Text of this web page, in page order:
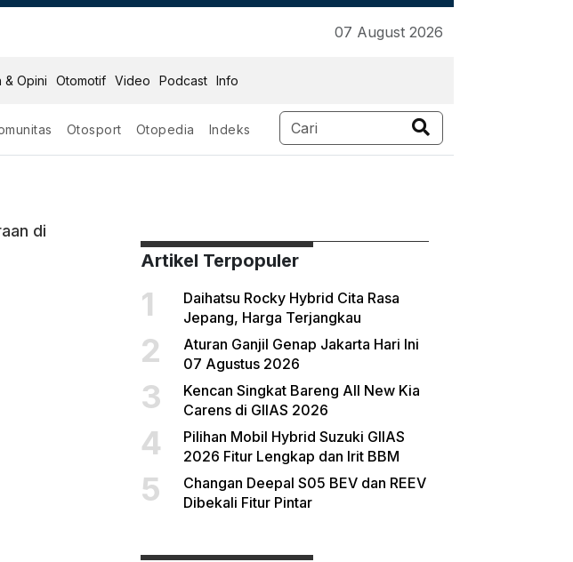
07 August 2026
& Opini Otomotif Video Podcast Info
Otosport Otopedia Indeks
di
Artikel Terpopuler
1
Daihatsu Rocky Hybrid Cita Rasa
Jepang, Harga Terjangkau
2
Aturan Ganjil Genap Jakarta Hari Ini
07 Agustus 2026
3
Kencan Singkat Bareng All New Kia
Carens di GIIAS 2026
4
Pilihan Mobil Hybrid Suzuki GIIAS
2026 Fitur Lengkap dan Irit BBM
5
Changan Deepal S05 BEV dan REEV
Dibekali Fitur Pintar